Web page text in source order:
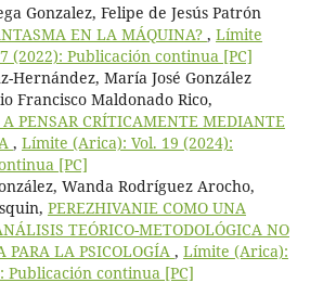
Gonzalez, Felipe de Jesús Patrón
EN LA MÁQUINA? , Límite
(2022): Publicación continua [PC]
Hernández, María José González
Francisco Maldonado Rico,
PENSAR CRÍTICAMENTE MEDIANTE
, Límite (Arica): Vol. 19 (2024):
[PC]
Wanda Rodríguez Arocho,
PEREZHIVANIE COMO UNA
TEÓRICO-METODOLÓGICA NO
PARA LA PSICOLOGÍA , Límite (Arica):
Publicación continua [PC]